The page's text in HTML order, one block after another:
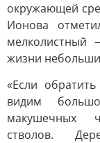
окружающей
Ионова
мелколистный
жизни
«Если
видим
макушечных
стволов.